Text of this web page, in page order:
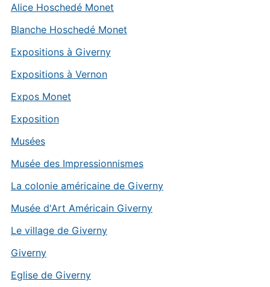
Alice Hoschedé Monet
Blanche Hoschedé Monet
Expositions à Giverny
Expositions à Vernon
Expos Monet
Exposition
Musées
Musée des Impressionnismes
La colonie américaine de Giverny
Musée d'Art Américain Giverny
Le village de Giverny
Giverny
Eglise de Giverny